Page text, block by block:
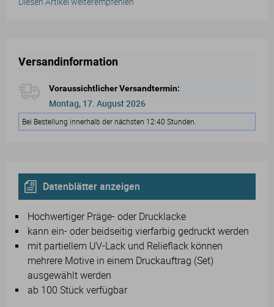
Versandinformation
Voraussichtlicher Versandtermin:
Montag, 17. August 2026
Bei Bestellung innerhalb der nächsten 12:40 Stunden.
Datenblätter anzeigen
Hochwertiger Präge- oder Drucklacke
kann ein- oder beidseitig vierfarbig gedruckt werden
mit partiellem UV-Lack und Relieflack können
mehrere Motive in einem Druckauftrag (Set)
ausgewählt werden
ab 100 Stück verfügbar